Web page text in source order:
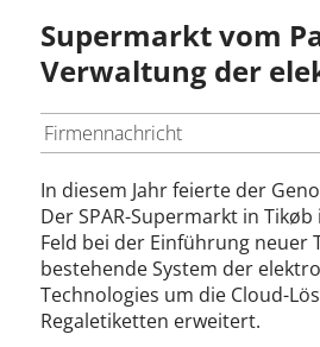
Supermarkt vom
Verwaltung der
Firmennachricht
In diesem Jahr feierte der
Der SPAR-Supermarkt in
Feld bei der Einführung neuer
bestehende System der
Technologies um die Cloud-
Regaletiketten erweitert.